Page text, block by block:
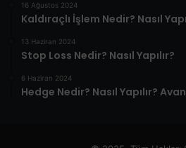
16 Ağustos 2024
Kaldıraçlı İşlem Nedir? Nasıl
13 Haziran 2024
Stop Loss Nedir? Nasıl Yapılır?
6 Haziran 2024
Hedge Nedir? Nasıl Yapılır?